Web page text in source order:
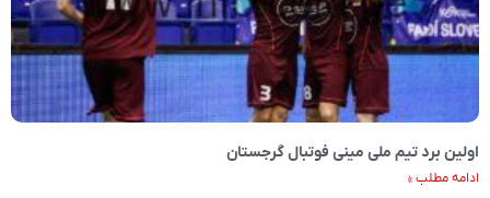
اولین برد تیم ملی مینی فوتبال گرجستان
ادامه مطلب »